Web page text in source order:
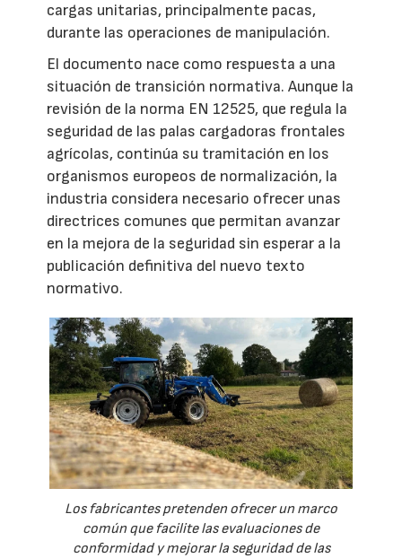
cargas unitarias, principalmente pacas,
durante las operaciones de manipulación.
El documento nace como respuesta a una
situación de transición normativa. Aunque la
revisión de la norma EN 12525, que regula la
seguridad de las palas cargadoras frontales
agrícolas, continúa su tramitación en los
organismos europeos de normalización, la
industria considera necesario ofrecer unas
directrices comunes que permitan avanzar
en la mejora de la seguridad sin esperar a la
publicación definitiva del nuevo texto
normativo.
Los fabricantes pretenden ofrecer un marco
común que facilite las evaluaciones de
conformidad y mejorar la seguridad de las